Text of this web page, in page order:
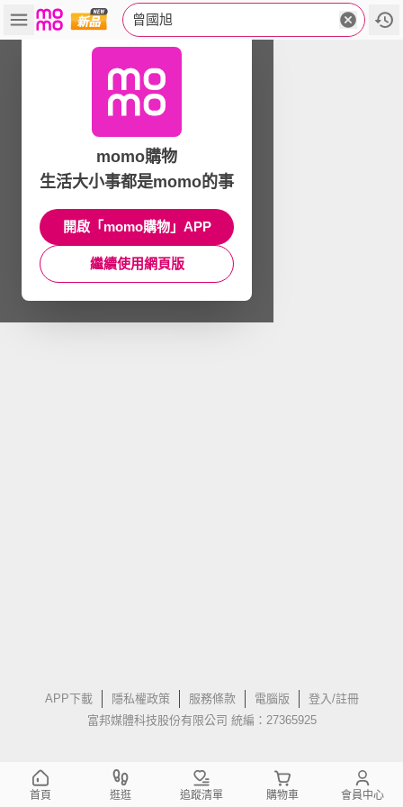
曾國旭
APP下載 隱私權政策 服務條款 電腦版
登入/註冊
富邦媒體科技股份有限公司 統編：27365925
momo購物
生活大小事都是momo的事
開啟「momo購物」APP
繼續使用網頁版
首頁 逛逛 追蹤清單 購物車 會員中心